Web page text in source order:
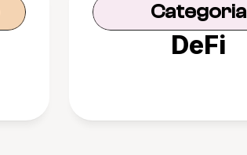
Categoria
DeFi